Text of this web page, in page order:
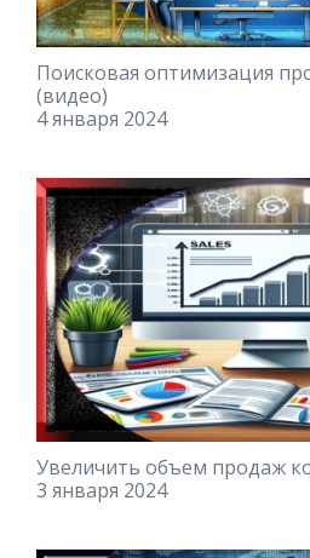
Поисковая оптимизация
(видео)
4 января 2024
Увеличить объем продаж
3 января 2024